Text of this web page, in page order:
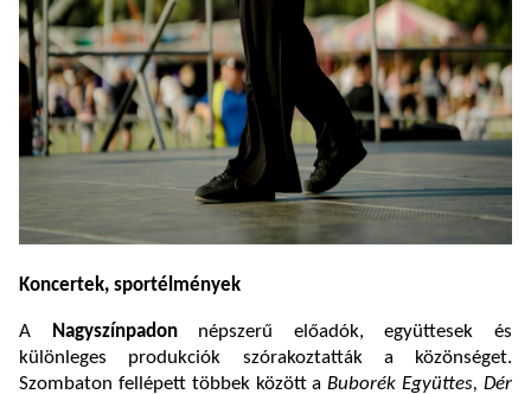
Koncertek, sportélmények
A Nagyszínpadonnépszerű előadók, együttesek és
különleges produkciók szórakoztatták a közönséget.
Szombaton fellépett többek között aBuborék Együttes, Dér